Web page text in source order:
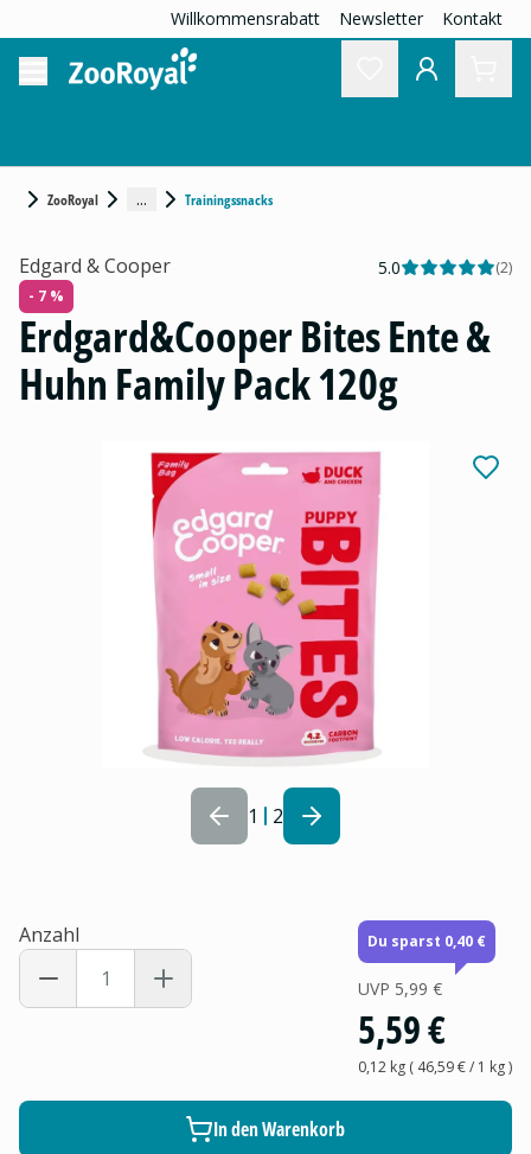
Willkommensrabatt Newsletter Kontakt
ZooRoyal ... Trainingssnacks
1 2
Edgard & Cooper 5.0 (2)
- 7 %
Erdgard&Cooper Bites Ente &
Huhn Family Pack 120g
Anzahl Du sparst 0,40 €
UVP 5,99 €
5,59 €
0,12 kg( 46,59 €/ 1 kg)
In den Warenkorb